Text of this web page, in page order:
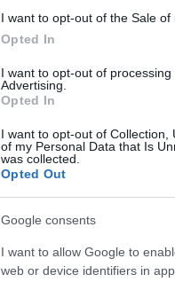
I want to opt-out of the Sale of
Opted In
I want to opt-out of
Advertising.
Opted In
I want to opt-out of Collection,
of my Personal Data that Is
was collected.
Opted Out
Google consents
I want to allow Google to
web or device identifiers in